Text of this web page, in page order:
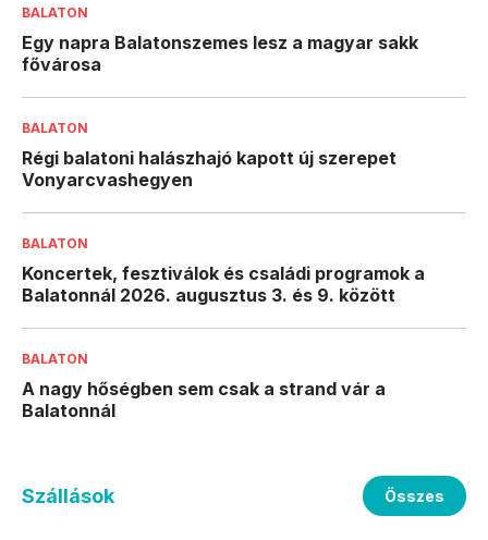
BALATON
Egy napra Balatonszemes lesz a magyar sakk
fővárosa
BALATON
Régi balatoni halászhajó kapott új szerepet
Vonyarcvashegyen
BALATON
Koncertek, fesztiválok és családi programok a
Balatonnál 2026. augusztus 3. és 9. között
BALATON
A nagy hőségben sem csak a strand vár a
Balatonnál
Szállások Összes